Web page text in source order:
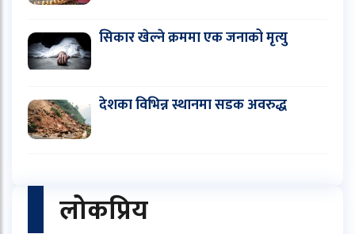
सिकार खेल्ने क्रममा एक जनाको मृत्यु
देशका विभिन्न स्थानमा सडक अवरुद्ध
लोकप्रिय